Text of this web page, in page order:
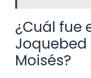
¿Cuál fue
Joquebed
Moisés?